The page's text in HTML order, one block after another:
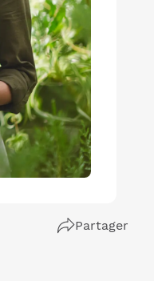
Partager